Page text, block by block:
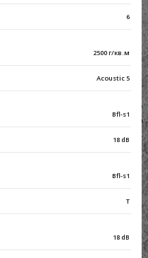
6
2500 г/кв.м
Acoustic 5
Bfl-s1
18 dB
Bfl-s1
Т
18 dB